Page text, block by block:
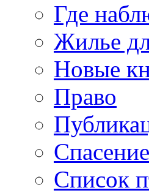
Где
Жилье
Новые
Право
Список